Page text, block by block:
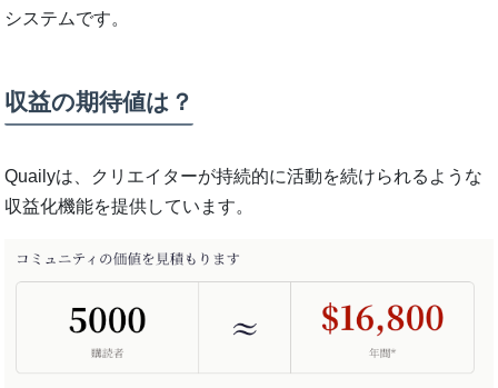
システムです。
収益の期待値は？
Quailyは、クリエイターが持続的に活動を続けられるような
収益化機能を提供しています。